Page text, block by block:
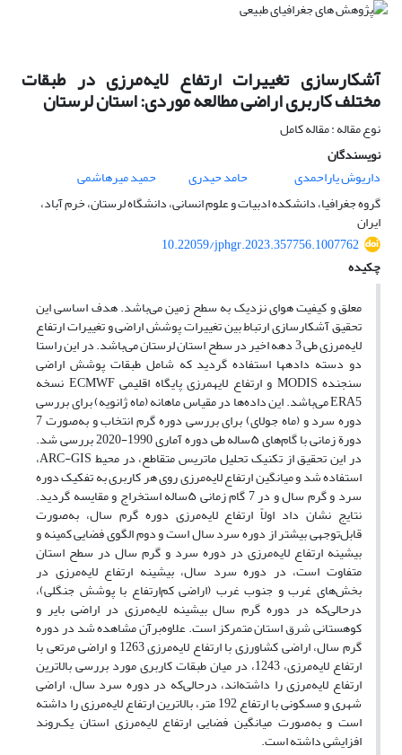
آشکارسازی تغییرات ارتفاع لایه‌مرزی در طبقات
مختلف کاربری اراضی مطالعه موردی: استان لرستان
نوع مقاله : مقاله کامل
نویسندگان
داریوش یاراحمدی
حامد حیدری
حمید میرهاشمی
گروه جغرافیا، دانشکده ادبیات و علوم انسانی، دانشگاه لرستان، خرم آباد،
ایران
10.22059/jphgr.2023.357756.1007762
چکیده
معلق و کیفیت هوای نزدیک به سطح زمین می‌باشد. هدف اساسی این
تحقیق آشکارسازی ارتباط بین تغییرات پوشش اراضی و تغییرات ارتفاع
لایه‌مرزی طی 3 دهه اخیر در سطح استان لرستان می‌باشد. در این راستا
دو دسته داده­ها استفاده گردید که شامل طبقات پوشش اراضی
سنجنده MODIS و ارتفاع لایه­مرزی پایگاه اقلیمی ECMWF نسخه
ERA5 می‌باشد. این داده‌ها در مقیاس ماهانه (ماه ژانویه) برای بررسی
دوره سرد و (ماه جولای) برای بررسی دوره گرم انتخاب و به‌صورت 7
دورة زمانی با گام‌‌های ۵ساله طی دوره آماری 1990-2020 بررسی شد.
در این تحقیق از تکنیک تحلیل ماتریس متقاطع، در محیط ARC-GIS،
استفاده شد و میانگین ارتفاع لایه‌مرزی روی هر کاربری به تفکیک دوره
سرد و گرم سال و در 7 گام زمانی ۵ساله استخراج و مقایسه گردید.
نتایج نشان داد اولاً ارتفاع لایه‌مرزی دوره گرم سال، به‌صورت
قابل‌توجهی بیشتر از دوره سرد سال است و دوم الگوی فضایی کمینه و
بیشینه ارتفاع لایه‌مرزی در دوره سرد و گرم سال در سطح استان
متفاوت است، در دوره سرد سال، بیشینه ارتفاع لایه‌مرزی در
بخش‌های غرب و جنوب غرب (اراضی کم‌ارتفاع با پوشش جنگلی)،
درحالی‌که در دوره گرم سال بیشینه لایه‌مرزی در اراضی بایر و
کوهستانی شرق استان متمرکز است. علاوه‌برآن مشاهده شد در دوره
گرم سال، اراضی کشاورزی با ارتفاع لایه‌مرزی 1263 و اراضی مرتعی با
ارتفاع لایه‌مرزی، 1243، در میان طبقات کاربری مورد بررسی بالاترین
ارتفاع لایه‌مرزی را داشته‌اند، درحالی‌که در دوره سرد سال، اراضی
شهری و مسکونی با ارتفاع 192 متر، بالاترین ارتفاع لایه‌مرزی را داشته
است و به‌صورت میانگین فضایی ارتفاع لایه‌مرزی استان یک‌روند
افزایشی داشته است.